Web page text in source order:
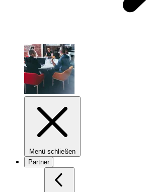
Menü schließen
Partner